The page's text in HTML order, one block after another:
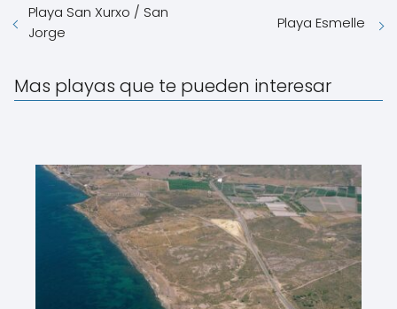
Playa San Xurxo / San
Jorge
Playa Esmelle
Mas playas que te pueden interesar